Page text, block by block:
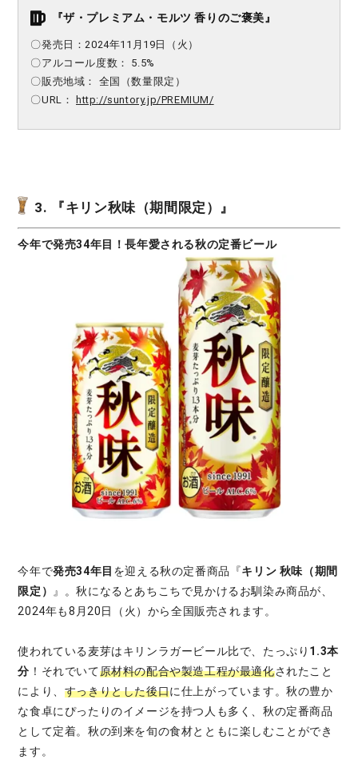
『ザ・プレミアム・モルツ 香りのご褒美』
〇発売日：2024年11月19日（火）
〇アルコール度数： 5.5%
〇販売地域： 全国（数量限定）
〇URL：
http://suntory.jp/PREMIUM/
3. 『キリン秋味（期間限定）』
今年で発売34年目！長年愛される秋の定番ビール
今年で発売34年目 を迎える秋の定番商品『キリン 秋味（期間
限定）
』。秋になるとあちこちで見かけるお馴染み商品が、
2024年も8月20日（火）から全国販売されます。
使われている麦芽はキリンラガービール比で、たっぷり 1.3本
分 ！それでいて原材料の配合や製造工程が最適化されたこと
により、 すっきりとした後口に仕上がっています。秋の豊か
な食卓にぴったりのイメージを持つ人も多く、秋の定番商品
として定着。秋の到来を旬の食材とともに楽しむことができ
ます。